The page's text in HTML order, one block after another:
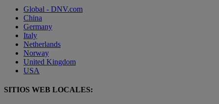
Global - DNV.com
China
Germany
Italy
Netherlands
Norway
United Kingdom
USA
SITIOS WEB LOCALES: